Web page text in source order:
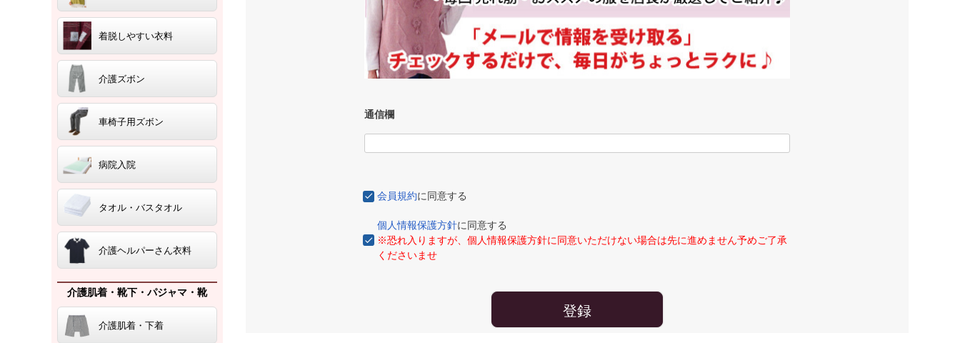
着脱しやすい衣料
介護ズボン
車椅子用ズボン
病院入院
タオル・バスタオル
介護ヘルパーさん衣料
介護肌着・靴下・パジャマ・靴
介護肌着・下着
通信欄
会員規約に同意する
個人情報保護方針に同意する
※恐れ入りますが、個人情報保護方針に同意いただけない場合は先に進めません予めご了承
くださいませ
登録